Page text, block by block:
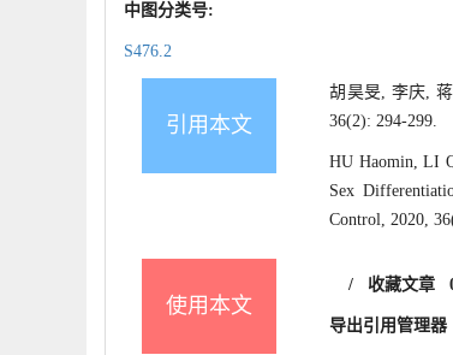
中图分类号:
S476.2
引用本文
胡昊旻, 李庆,
36(2): 294-299.
HU Haomin, LI
Sex
Control, 2020,
使用本文
/ 收藏文章
导出引用管理器